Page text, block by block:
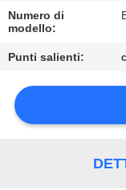
NOTIZIE
CASI
Numero di
modello:
Punti salienti: